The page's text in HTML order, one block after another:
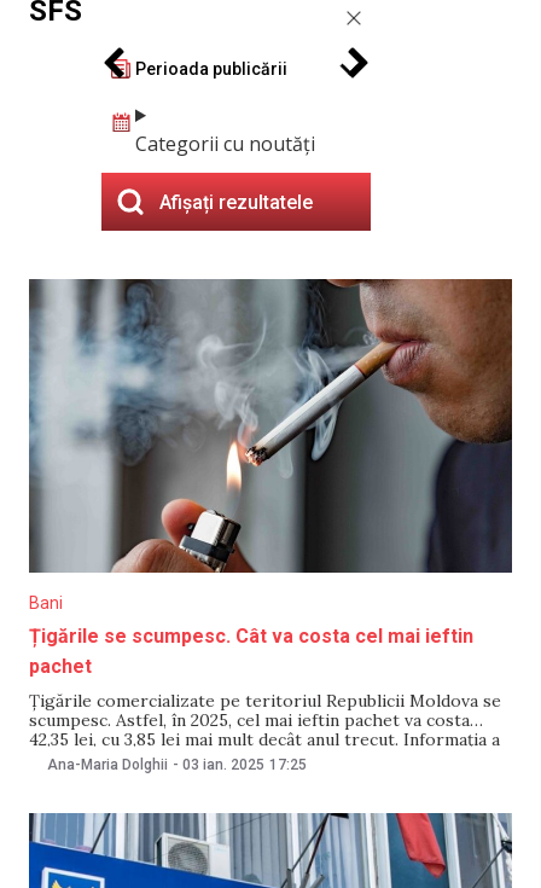
SFS
Perioada publicării
Categorii cu noutăți
Afișați rezultatele
Bani
Țigările se scumpesc. Cât va costa cel mai ieftin
pachet
Țigările comercializate pe teritoriul Republicii Moldova se
scumpesc. Astfel, în 2025, cel mai ieftin pachet va costa
42,35 lei, cu 3,85 lei mai mult decât anul trecut. Informația a
fost comunicată de Serviciul Fiscal de Stat (SFS), care a
atenționat că cei care vor încălca regula riscă să fie
Ana-Maria Dolghii - 03 ian. 2025 17:25